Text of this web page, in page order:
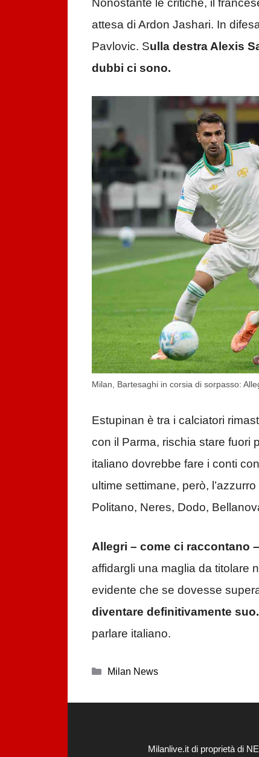
Nonostante le critiche, il
attesa di Ardon Jashari. In
Pavlovic. Sulla destra Alexis
dubbi ci sono.
Milan, Bartesaghi in corsia di sorpasso:
Estupinan è tra i calciatori
con il Parma, rischia stare fuori
italiano dovrebbe fare i conti
ultime settimane, però,
Politano, Neres, Dodo,
Allegri – come ci raccontano
affidargli una maglia da titolare
evidente che se dovesse
diventare definitivamente suo.
parlare italiano.
Categorie
Milan News
Milanlive.it di proprietà di